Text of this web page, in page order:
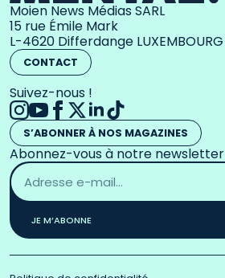
Moien News Médias SARL
15 rue Émile Mark
L-4620 Differdange LUXEMBOURG
CONTACT
Suivez-nous !
S’ABONNER À NOS MAGAZINES
Abonnez-vous à notre newsletter
Adresse
email
*
JE M’ABONNE